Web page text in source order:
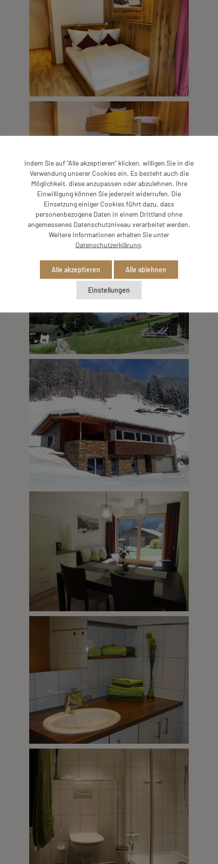
Indem Sie auf "Alle akzeptieren" klicken, willigen Sie in die
Verwendung unserer Cookies ein. Es besteht auch die
Möglichkeit, diese anzupassen oder abzulehnen. Ihre
Einwilligung können Sie jederzeit widerrufen. Die
Einsetzung einiger Cookies führt dazu, dass
personenbezogene Daten in einem Drittland ohne
angemessenes Datenschutzniveau verarbeitet werden.
Weitere Informationen erhalten Sie unter
Datenschutzerklärung.
Alle akzeptieren Alle ablehnen
Einstellungen